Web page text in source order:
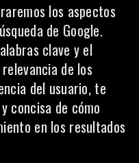
los aspectos
de Google.
clave y el
de los
del usuario, te
concisa de cómo
en los resultados